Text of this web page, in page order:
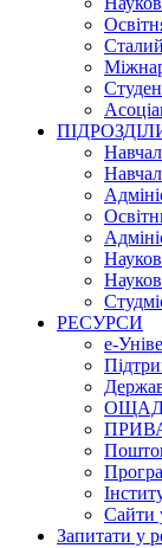
РЕСУРСИ
е-
Сайти
Запитати у